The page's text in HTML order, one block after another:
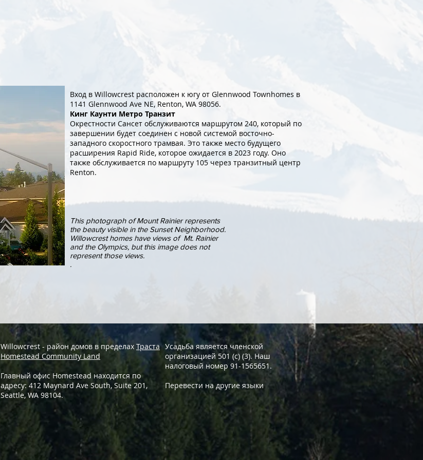
Вход в Willowcrest расположен к югу от Glennwood Townhomes в
1141 Glennwood Ave NE, Renton, WA 98056.
Кинг Каунти Метро Транзит
Окрестности Сансет обслуживаются маршрутом 240, который по
завершении будет соединен с новой системой восточно-
западного скоростного трамвая. Это также место будущего
расширения Rapid Ride, которое ожидается в 2023 году. Оно
также обслуживается по маршруту 105 через транзитный центр
Renton.
This photograph of Mount Rainier represents
the beauty visible in the Sunset Neighborhood.
Willowcrest homes have views of Mt. Rainier
and the Olympics, but this image does not
represent those views.
.
Willowcrest - район домов в пределах Траста
Homestead Community Land
Главный офис Homestead находится по
адресу: 412 Maynard Ave South, Suite 201,
Seattle, WA 98104.
Усадьба является членской
организацией 501 (с) (3). Наш
налоговый номер 91-1565651.
Перевести на другие языки